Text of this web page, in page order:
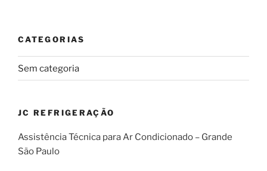
CATEGORIAS
Sem categoria
JC REFRIGERAÇÃO
Assistência Técnica para Ar Condicionado – Grande
São Paulo